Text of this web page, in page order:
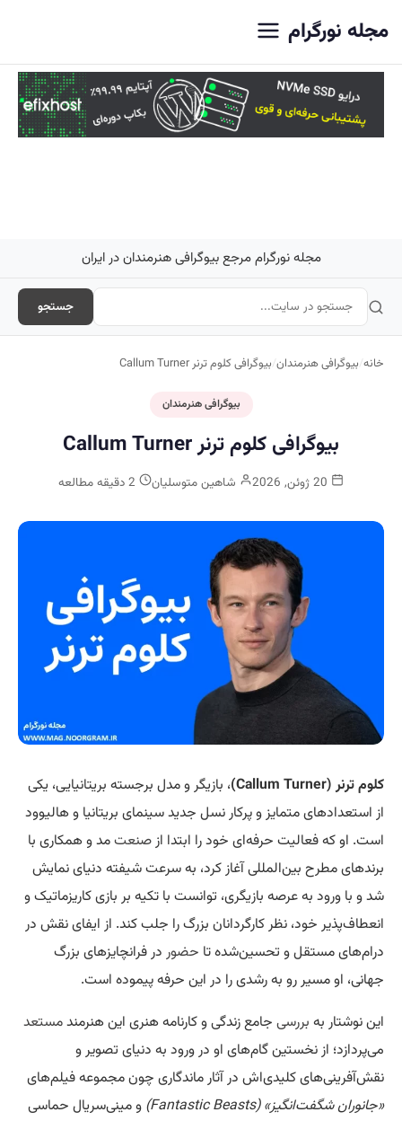
مجله نورگرام
مجله نورگرام مرجع بیوگرافی هنرمندان در ایران
جستجو
خانه/بیوگرافی هنرمندان/بیوگرافی کلوم ترنر Callum Turner
بیوگرافی هنرمندان
بیوگرافی کلوم ترنر Callum Turner
شاهین متوسلیان
کلوم ترنر (Callum Turner)
، بازیگر و مدل برجسته بریتانیایی، یکی
از استعدادهای متمایز و پرکار نسل جدید سینمای بریتانیا و هالیوود
است. او که فعالیت حرفه‌ای خود را ابتدا ازصنعتمد و همکاری با
برندهای مطرح بین‌المللی آغاز کرد، به سرعت شیفته دنیای نمایش
شد و با ورود به عرصه بازیگری، توانست با تکیه بر بازی کاریزماتیک و
انعطاف‌پذیر خود، نظر کارگردانان بزرگ را جلب کند. از ایفای نقش در
درام‌های مستقل و تحسین‌شده تا حضور در فرانچایزهای بزرگ
جهانی، او مسیر رو به رشدی را در این حرفه پیموده است.
این نوشتار به بررسی جامع زندگی و کارنامه هنری این هنرمندمستعد
می‌پردازد؛ از نخستین گام‌های او در ورود به دنیای تصویر و
نقش‌آفرینی‌های کلیدی‌اش در آثار ماندگاری چون مجموعه فیلم‌های
«جانوران شگفت‌انگیز» (Fantastic Beasts)
و مینی‌سریال حماسی